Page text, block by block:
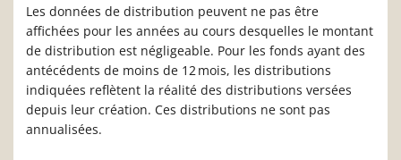
Les données de distribution peuvent ne pas être
affichées pour les années au cours desquelles le montant
de distribution est négligeable. Pour les fonds ayant des
antécédents de moins de 12 mois, les distributions
indiquées reflètent la réalité des distributions versées
depuis leur création. Ces distributions ne sont pas
annualisées.